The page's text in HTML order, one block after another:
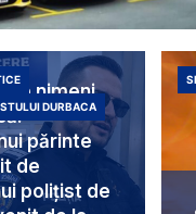
are nimeni
–
părinte
de
polițist de
DURBACA